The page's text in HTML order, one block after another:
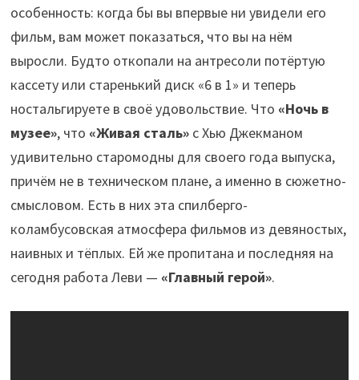
особенность: когда бы вы впервые ни увидели его
фильм, вам может показаться, что вы на нём
выросли. Будто откопали на антресоли потёртую
кассету или старенький диск «6 в 1» и теперь
ностальгируете в своё удовольствие. Что «Ночь в
музее», что «Живая сталь»с Хью Джекманом
удивительно старомодны для своего года выпуска,
причём не в техническом плане, а именно в сюжетно-
смысловом. Есть в них эта спилберго-
коламбусовская атмосфера фильмов из девяностых,
наивных и тёплых. Ей же пропитана и последняя на
сегодня работа Леви — «Главный герой».